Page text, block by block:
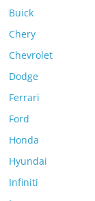
Buick
Chery
Chevrolet
Dodge
Ferrari
Ford
Honda
Hyundai
Infiniti